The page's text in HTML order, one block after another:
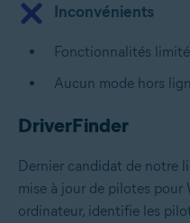
Inconvénients
Fonctionnalités
Aucun mode hors
DriverFinder
Dernier candidat de notre
mise à jour de pilotes
ordinateur, identifie les